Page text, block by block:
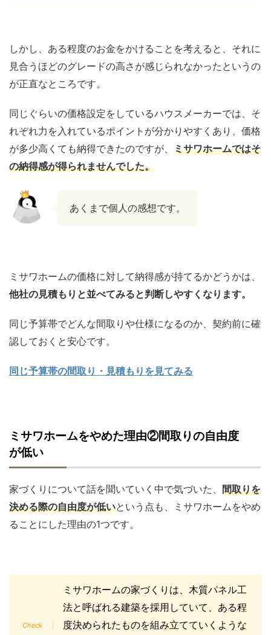
しかし、ある程度のお金をかけることを考えると、それに
見合うほどのグレードの高さが感じられなかったというの
が正直なところです。
同じぐらいの価格設定をしているハウスメーカーでは、そ
れぞれ力を入れているポイントが分かりやすくあり、価格
が多少高くても納得できたのですが、 ミサワホームではそ
の納得感が得られませんでした。
あくまで個人の感想です。
ミサワホームの価格に対して納得感が持てるかどうかは、
他社の見積もりと並べてみると判断しやすくなります。
同じ予算帯でどんな間取りや仕様になるのか、契約前に確
認しておくと安心です。
同じ予算帯の間取り・見積もりを見てみる
ミサワホームをやめた理由②間取りの自由度
が低い
家づくりについて話を聞いていく中で気づいた、 間取りを
決める際の自由度が低いという点も、ミサワホームをやめ
ることにした理由の1つです。
ミサワホームの家づくりは、木質パネル工
法と呼ばれる建築を採用していて、ある程
度決められたものを組み立てていくような